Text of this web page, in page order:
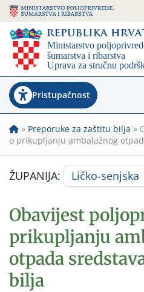
Pristupačnost
» Preporuke za zaštitu bilja »
o prikupljanju ambalažnog
ŽUPANIJA: Ličko-senjska
Obavijest
prikupljanju
otpada
bilja